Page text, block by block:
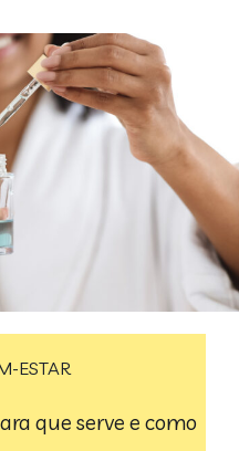
ESTAR
que serve e como